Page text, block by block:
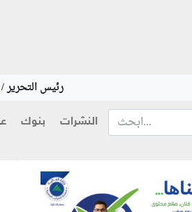
رئيس التحرير
بنوك النشرات
منطقة إعلانية